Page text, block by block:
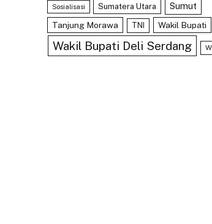
Sosialisasi Sumatera Utara Sumut
Tanjung Morawa TNI Wakil Bupati
Wakil Bupati Deli Serdang